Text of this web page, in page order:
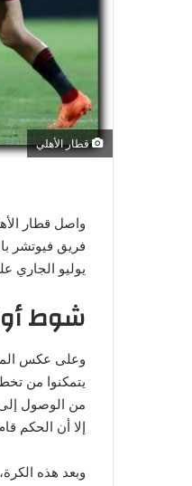
قطار الأهلي
يوليو الجاري
شوط
وعلى عكس
يتمكنوا من
من الوصول
إلا أن الحكم
وبعد هذه